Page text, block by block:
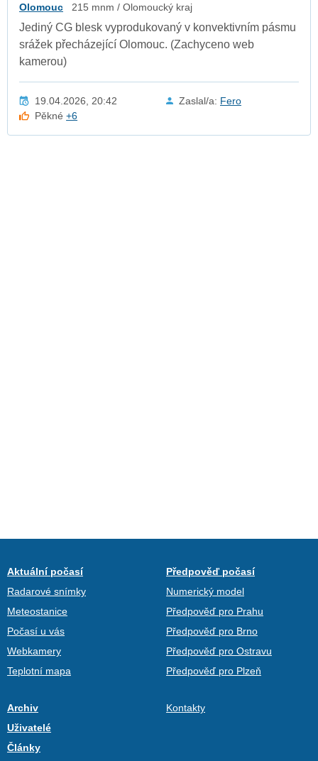
Olomouc 215 mnm / Olomoucký kraj
Jediný CG blesk vyprodukovaný v konvektivním pásmu
srážek přecházející Olomouc. (Zachyceno web
kamerou)
19.04.2026, 20:42 Zaslal/a: Fero
Pěkné+6
Aktuální počasí
Radarové snímky
Meteostanice
Počasí u vás
Webkamery
Teplotní mapa
Předpověď počasí
Numerický model
Předpověď pro Prahu
Předpověď pro Brno
Předpověď pro Ostravu
Předpověď pro Plzeň
Archiv
Uživatelé
Články
Kontakty